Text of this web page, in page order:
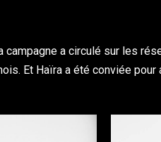
campagne a circulé sur les
Et Haïra a été conviée